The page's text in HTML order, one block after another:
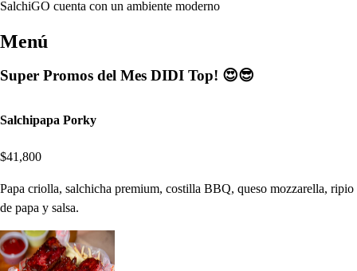
SalchiGO cuenta con un ambiente moderno
Menú
Super Promos del Mes DIDI Top! 😍😎
Salchipapa Porky
$41,800
Papa criolla, salchicha premium, costilla BBQ, queso mozzarella, ripio
de papa y salsa.